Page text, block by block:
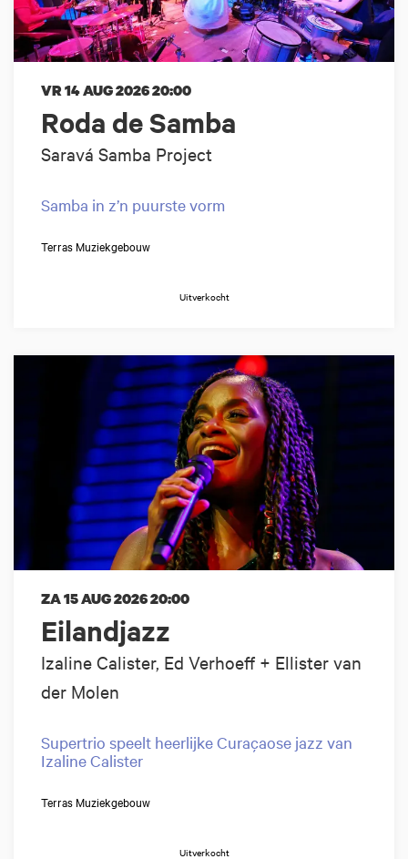
Roda de Samba
Saravá Samba Project
VR 14 AUG 202620:00
Samba in z’n puurste vorm
Terras Muziekgebouw
Uitverkocht
Eilandjazz
Izaline Calister, Ed Verhoeff + Ellister van
der Molen
ZA 15 AUG 202620:00
Supertrio speelt heerlijke Curaçaose jazz van
Izaline Calister
Terras Muziekgebouw
Uitverkocht